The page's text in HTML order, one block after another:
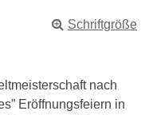
Schriftgröße
nach
Eröffnungsfeiern in